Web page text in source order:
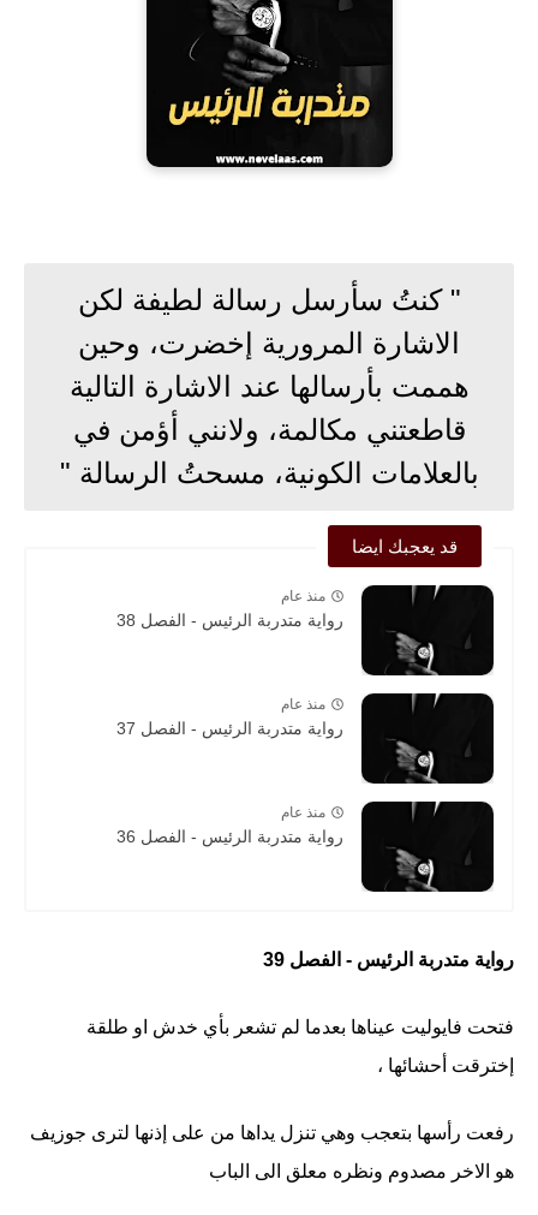
" كنتُ سأرسل رسالة لطيفة لكن
الاشارة المرورية إخضرت، وحين
هممت بأرسالها عند الاشارة التالية
قاطعتني مكالمة، ولانني أؤمن في
بالعلامات الكونية، مسحتُ الرسالة "
قد يعجبك ايضا
منذ عام
رواية متدربة الرئيس - الفصل 38
منذ عام
رواية متدربة الرئيس - الفصل 37
منذ عام
رواية متدربة الرئيس - الفصل 36
رواية متدربة الرئيس - الفصل 39
فتحت فايوليت عيناها بعدما لم تشعر بأي خدش او طلقة
إخترقت أحشائها ،
رفعت رأسها بتعجب وهي تنزل يداها من على إذنها لترى جوزيف
هو الاخر مصدوم ونظره معلق الى الباب